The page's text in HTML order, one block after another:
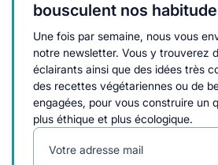
bousculent nos
Une fois par semaine, nous vous
notre newsletter. Vous y trouverez
éclairants ainsi que des idées très
des recettes végétariennes ou de
engagées, pour vous construire un
plus éthique et plus écologique.
Votre adresse mail